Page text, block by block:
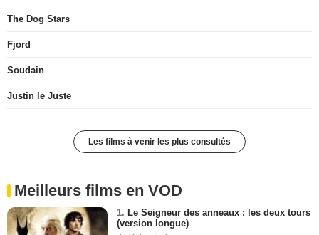
The Dog Stars
Fjord
Soudain
Justin le Juste
Les films à venir les plus consultés
Meilleurs films en VOD
1. Le Seigneur des anneaux : les deux tours
(version longue)